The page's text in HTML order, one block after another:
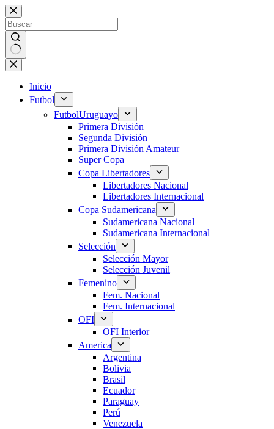
Saltar
al
contenido
Sin
resultados
Inicio
Futbol
FutbolUruguayo
Primera División
Segunda División
Primera División Amateur
Super Copa
Copa Libertadores
Libertadores Nacional
Libertadores Internacional
Copa Sudamericana
Sudamericana Nacional
Sudamericana Internacional
Selección
Selección Mayor
Selección Juvenil
Femenino
Fem. Nacional
Fem. Internacional
OFI
OFI Interior
America
Argentina
Bolivia
Brasil
Ecuador
Paraguay
Perú
Venezuela